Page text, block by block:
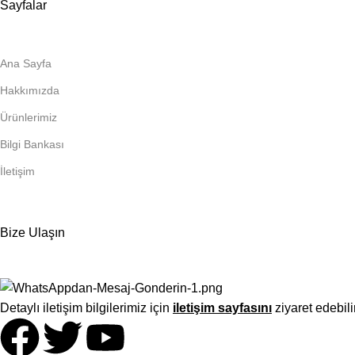
Sayfalar
Ana Sayfa
Hakkımızda
Ürünlerimiz
Bilgi Bankası
İletişim
Bize Ulaşın
Detaylı iletişim bilgilerimiz için iletişim sayfasını ziyaret